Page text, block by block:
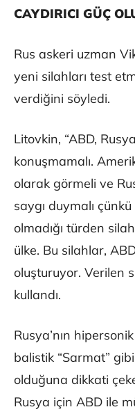
CAYDIRICI GÜÇ
Rus askeri uzman
yeni silahları test
verdiğini söyledi.
Litovkin, “ABD,
konuşmamalı.
olarak görmeli ve
saygı duymalı
olmadığı türden
ülke. Bu silahlar,
oluşturuyor. Verilen
kullandı.
Rusya’nın
balistik “Sarmat”
olduğuna dikkati
Rusya için ABD ile